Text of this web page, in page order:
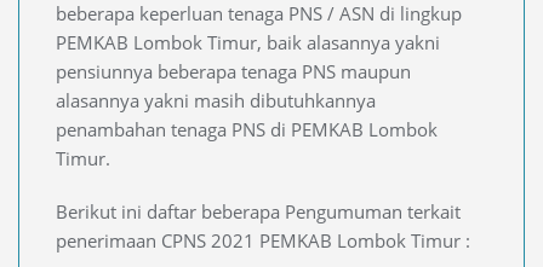
beberapa keperluan tenaga PNS / ASN di lingkup
PEMKAB Lombok Timur, baik alasannya yakni
pensiunnya beberapa tenaga PNS maupun
alasannya yakni masih dibutuhkannya
penambahan tenaga PNS di PEMKAB Lombok
Timur.
Berikut ini daftar beberapa Pengumuman terkait
penerimaan CPNS 2021 PEMKAB Lombok Timur :